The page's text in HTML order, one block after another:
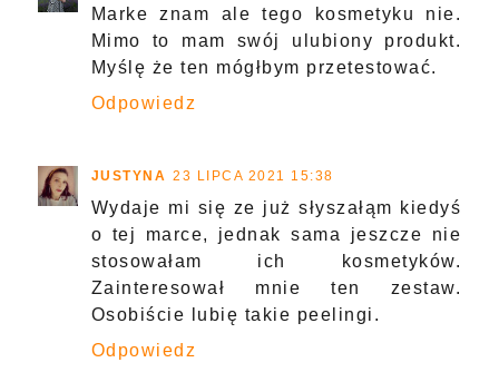
Marke znam ale tego kosmetyku nie.
Mimo to mam swój ulubiony produkt.
Myślę że ten mógłbym przetestować.
Odpowiedz
JUSTYNA 23 LIPCA 2021 15:38
Wydaje mi się ze już słyszałąm kiedyś
o tej marce, jednak sama jeszcze nie
stosowałam ich kosmetyków.
Zainteresował mnie ten zestaw.
Osobiście lubię takie peelingi.
Odpowiedz